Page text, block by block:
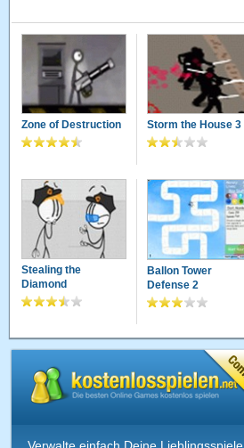
Zone of Destruction Storm the House 3
Stealing the
Diamond
Ballon Tower
Defense 2